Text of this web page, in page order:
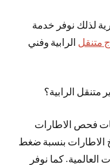
لذلك نوفر خدمة
متنقل الرابية وفني
الرابية؟
فحص الاطارات
الاطارات بنسبة ضغط
للمواصفات العالمية. كما نوفر